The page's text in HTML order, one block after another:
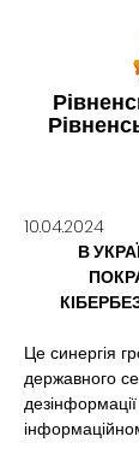
10.04.2024
В
Це синергія
державного